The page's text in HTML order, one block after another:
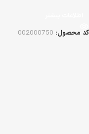
کد محصول: 002000750